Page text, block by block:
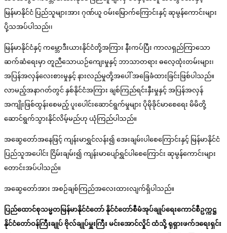
မြန်မာနိုင်ငံ ပြည်သူများအား ဂုဏ်ယူ ဝမ်းမြောက်ကြောင်းနှင့် ဆုမွန်ကောင်းများ
ပို့သအပ်ပါသည်၊၊
မြန်မာနိုင်ငံနှင့် ကမ္ဘောဒီးယားနိုင်ငံတို့အကြား နီးကပ်ပြီး ကာလရှည်ကြာသော
ဆက်ဆံရေးမှာ တူညီသောယဉ်ကျေးမှုနှင့် ဘာသာတရား ဓလေ့ထုံးတမ်းများ၊
အပြန်အလှန်လေးစားမှုနှင့် နားလည်မှုတို့အပေါ် အခြေခံထားခြင်းဖြစ်ပါသည်။
လာမည့်အနာဂတ်တွင် နှစ်နိုင်ငံအကြား ချစ်ကြည်ရင်းနှီးမှုနှင့် အပြန်အလှန်
အကျိုးဖြစ်ထွန်းစေမည့် ပူးပေါင်းဆောင်ရွက်မှုများ ပိုမိုခိုင်မာစေရေး မိမိတို့
ဆောင်ရွက်သွားနိုင်လိမ့်မည်ဟု ယုံကြည်ပါသည်။
အဆွေတော်အနေဖြင့် ကျန်းမာရွှင်လန်း၍ အေးချမ်းပါစေကြောင်းနှင့် မြန်မာနိုင်ငံ
ပြည်သူအပေါင်း ငြိမ်းချမ်း၍ ကျန်းမာပျော်ရွှင်ပါစေကြောင်း ဆုမွန်ကောင်းများ
တောင်းအပ်ပါသည်။
အဆွေတော်အား အစဉ်ချစ်ကြည်အလေးထားလျက်ရှိပါသည်။
ပြည်ထောင်စုသမ္မတမြန်မာနိုင်ငံတော် နိုင်ငံတော်စီမံအုပ်ချုပ်ရေးကောင်စီဥက္ကဋ္ဌ
နိုင်ငံတော်ဝန်ကြီးချုပ် ဗိုလ်ချုပ်မှူးကြီး မင်းအောင်လှိုင် ထံသို့ ရုရှားဖက်ဒရေးရှင်း